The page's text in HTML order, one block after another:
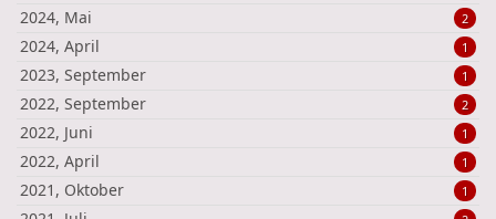
2024, Mai 2
2024, April 1
2023, September 1
2022, September 2
2022, Juni 1
2022, April 1
2021, Oktober 1